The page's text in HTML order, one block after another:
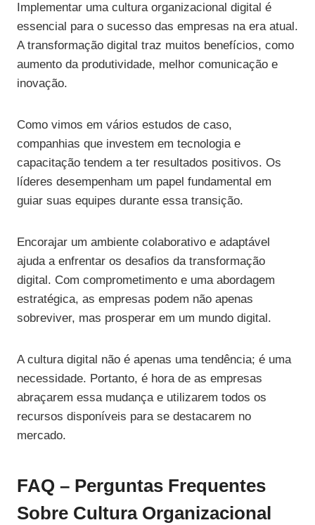
Implementar uma cultura organizacional digital é
essencial para o sucesso das empresas na era atual.
A transformação digital traz muitos benefícios, como
aumento da produtividade, melhor comunicação e
inovação.
Como vimos em vários estudos de caso,
companhias que investem em tecnologia e
capacitação tendem a ter resultados positivos. Os
líderes desempenham um papel fundamental em
guiar suas equipes durante essa transição.
Encorajar um ambiente colaborativo e adaptável
ajuda a enfrentar os desafios da transformação
digital. Com comprometimento e uma abordagem
estratégica, as empresas podem não apenas
sobreviver, mas prosperar em um mundo digital.
A cultura digital não é apenas uma tendência; é uma
necessidade. Portanto, é hora de as empresas
abraçarem essa mudança e utilizarem todos os
recursos disponíveis para se destacarem no
mercado.
FAQ – Perguntas Frequentes
Sobre Cultura Organizacional